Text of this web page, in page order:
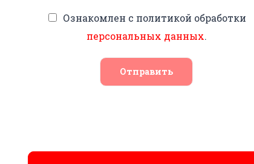
Ознакомлен с политикой обработки
персональных данных.
Отправить